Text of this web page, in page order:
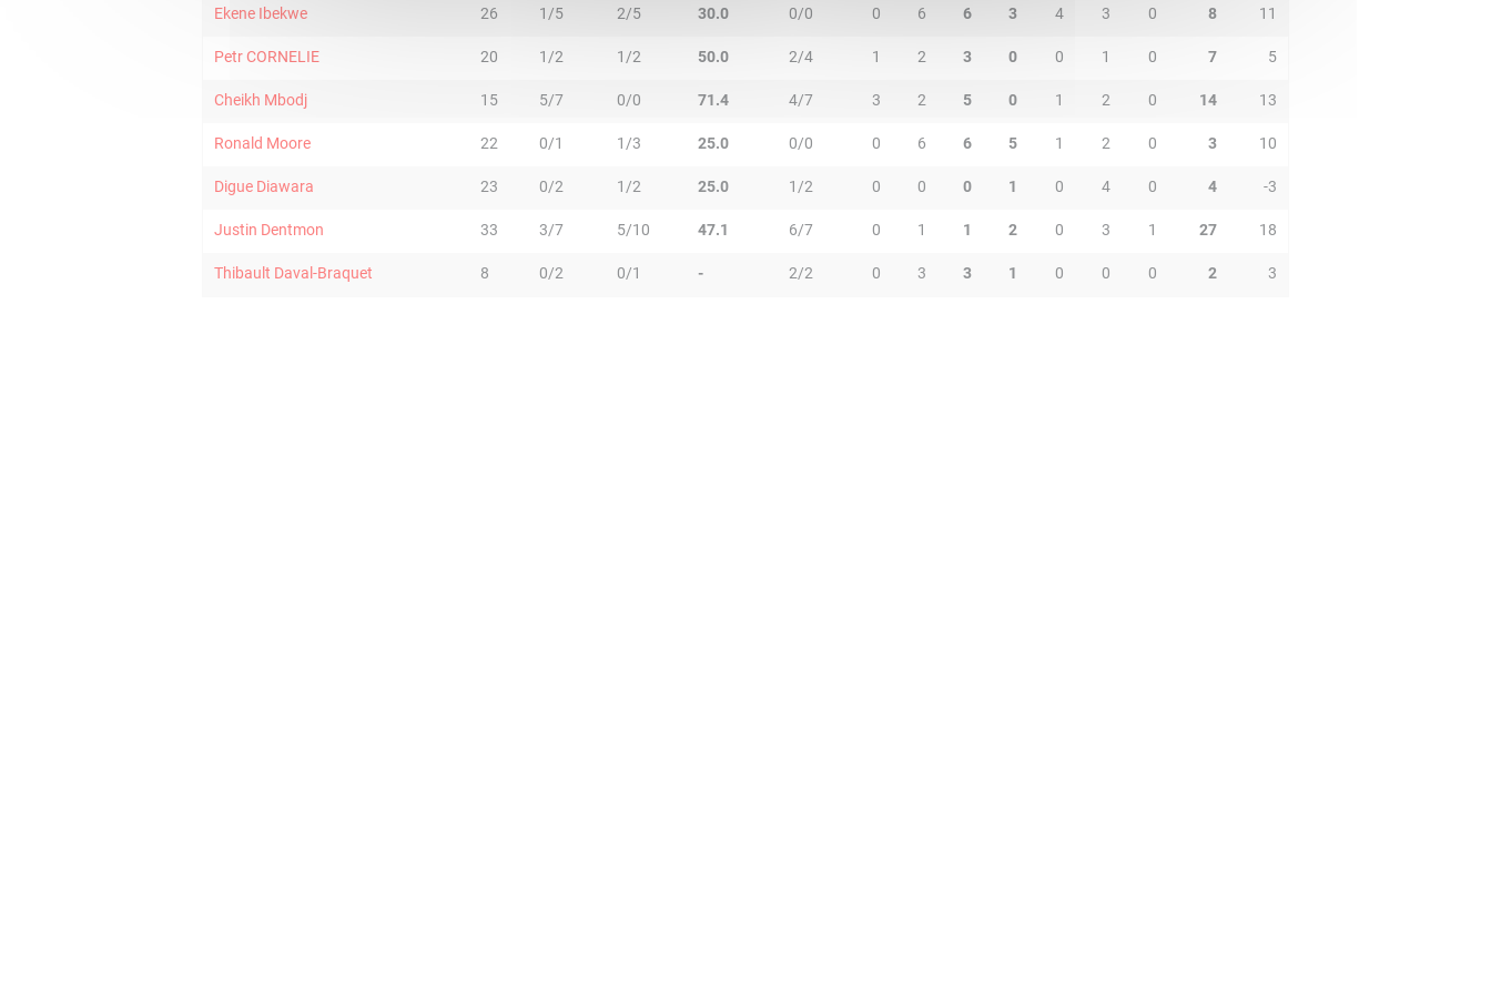
Ekene Ibekwe 26 1/5 2/5 30.0 0/0 0 6 6 3 4 3 0 8 11
Petr CORNELIE 20 1/2 1/2 50.0 2/4 1 2 3 0 0 1 0 7 5
Cheikh Mbodj 15 5/7 0/0 71.4 4/7 3 2 5 0 1 2 0 14 13
Ronald Moore 22 0/1 1/3 25.0 0/0 0 6 6 5 1 2 0 3 10
Digue Diawara 23 0/2 1/2 25.0 1/2 0 0 0 1 0 4 0 4 -3
Justin Dentmon 33 3/7 5/10 47.1 6/7 0 1 1 2 0 3 1 27 18
Thibault Daval-Braquet 8 0/2 0/1 - 2/2 0 3 3 1 0 0 0 2 3